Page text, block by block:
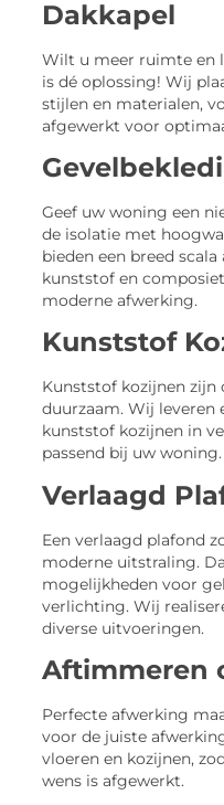
Dakkapel
Wilt u meer ruimte en
is dé oplossing! Wij
stijlen en materialen,
afgewerkt voor
Geef uw woning een
de isolatie met
bieden een breed
kunststof en
moderne afwerking.
Kunststof
Kunststof kozijnen zijn
duurzaam. Wij leveren
kunststof kozijnen in
passend bij uw woning.
Verlaagd
Een verlaagd plafond
moderne uitstraling.
mogelijkheden voor
verlichting. Wij
diverse uitvoeringen.
Aftimmeren
Perfecte afwerking
voor de juiste
vloeren en kozijnen,
wens is afgewerkt.